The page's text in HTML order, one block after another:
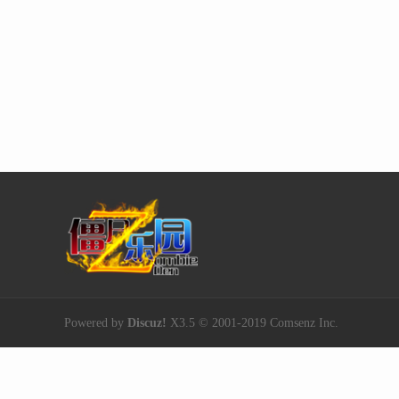
Powered by Discuz! X3.5 © 2001-2019 Comsenz Inc.